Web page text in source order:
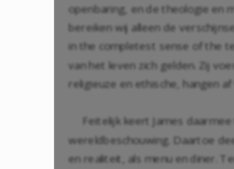
openbaring, en de theologie en
bereiken wij alleen de
in the completest sense of the
van het leven zich gelden. Zij
religieuze en ethische, hangen
Feitelijk keert James
wereldbeschouwing. Daartoe
en realiteit, als menu en diner.